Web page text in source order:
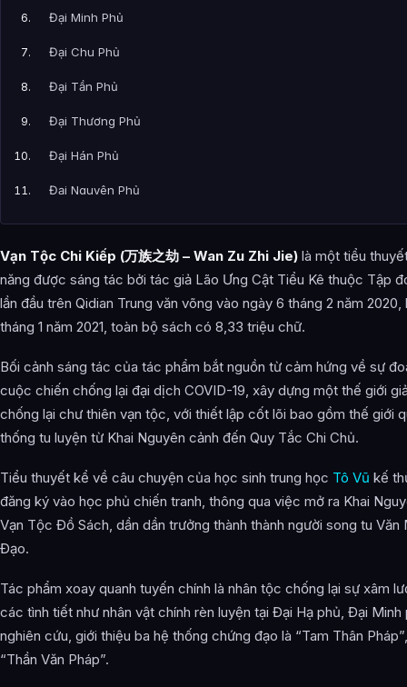
Đại Minh Phủ
Đại Chu Phủ
Đại Tần Phủ
Đại Thương Phủ
Đại Hán Phủ
Đại Nguyên Phủ
Đại Đường Phủ
Đại Kim Phủ
Song Thánh Phủ
Các Vô Địch khai phủ khác
Các Vô Địch không phải người khai phủ
Vạn Tộc
Tiên Tộc
Ma Tộc
Thần Tộc
Ngũ Hành
Thiên Uyên Tộc
Vạn Tộc Chi Kiếp (万族之劫 – Wan Zu Zhi Jie) là một tiểu
năng được sáng tác bởi tác giả Lão Ưng Cật Tiểu Kê thuộc Tập
lần đầu trên Qidian Trung văn võng vào ngày 6 tháng 2 năm 2020,
tháng 1 năm 2021, toàn bộ sách có 8,33 triệu chữ.
Bối cảnh sáng tác của tác phẩm bắt nguồn từ cảm hứng về sự
cuộc chiến chống lại đại dịch COVID-19, xây dựng một thế giới
chống lại chư thiên vạn tộc, với thiết lập cốt lõi bao gồm thế giới
thống tu luyện từ Khai Nguyên cảnh đến Quy Tắc Chi Chủ.
Tiểu thuyết kể về câu chuyện của học sinh trung học Tô Vũ kế
đăng ký vào học phủ chiến tranh, thông qua việc mở ra Khai
Vạn Tộc Đồ Sách, dần dần trưởng thành thành người song tu Văn
Đạo.
Tác phẩm xoay quanh tuyến chính là nhân tộc chống lại sự xâm
các tình tiết như nhân vật chính rèn luyện tại Đại Hạ phủ, Đại Minh
nghiên cứu, giới thiệu ba hệ thống chứng đạo là “Tam Thân
“Thần Văn Pháp”.